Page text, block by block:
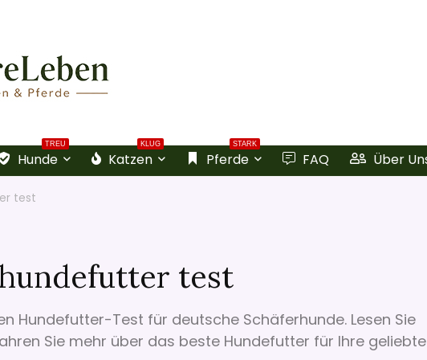
TREU
Hunde
KLUG
Katzen
STARK
Pferde FAQ Über
test
test
Hundefutter-Test für deutsche Schäferhunde. Lesen Sie
Sie mehr über das beste Hundefutter für Ihre